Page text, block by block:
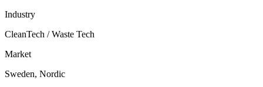
Industry
CleanTech / Waste Tech
Market
Sweden, Nordic